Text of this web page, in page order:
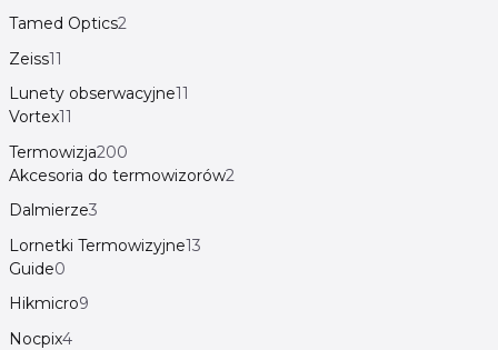
Tamed Optics2
Zeiss11
Lunety obserwacyjne11
Vortex11
Termowizja200
Akcesoria do termowizorów2
Dalmierze3
Lornetki Termowizyjne13
Guide0
Hikmicro9
Nocpix4